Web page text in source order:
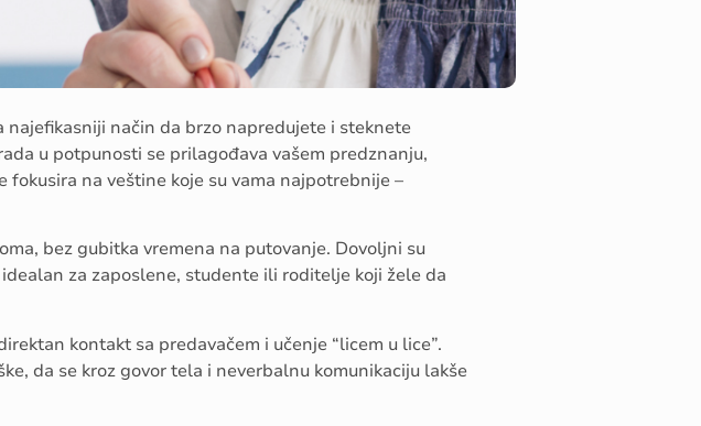
način da brzo napredujete i steknete
u potpunosti se prilagođava vašem predznanju,
fokusira na veštine koje su vama najpotrebnije –
bez gubitka vremena na putovanje. Dovoljni su
za zaposlene, studente ili roditelje koji žele da
kontakt sa predavačem i učenje “licem u lice”.
da se kroz govor tela i neverbalnu komunikaciju lakše